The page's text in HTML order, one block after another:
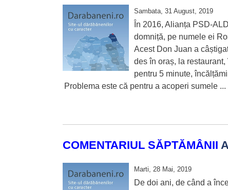
Sambata, 31 August, 2019
În 2016, Alianța PSD-
domniță, pe numele ei
Acest Don Juan a
des în oraș, la
pentru 5 minute,
Problema este că pentru a acoperi sumele ...
COMENTARIUL SĂPTĂMÂNII
Marti, 28 Mai, 2019
De doi ani, de când a